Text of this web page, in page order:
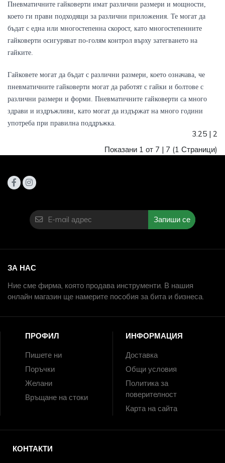
Пневматичните гайковерти имат различни размери и мощности,
което ги прави подходящи за различни приложения. Те могат да
бъдат с една или многостепенна скорост, като многостепенните
гайковерти осигуряват по-голям контрол върху затегването на
гайките.
Гайковете могат да бъдат с различни размери, което означава, че
пневматичните гайковерти могат да работят с гайки и болтове с
различни размери и форми. Пневматичните гайковерти са много
здрави и издръжливи, като могат да издържат на много години
употреба при правилна поддръжка.
3.25 | 2
Показани 1 от 7 | 7 (1 Страници)
Запиши се
ЗА НАС
Ние сме фирма, която продава инструменти. В нашия
онлайн магазин ще намерите пособия за бита и бизнеса.
ПРОФИЛ
Пишете ни
Поръчки
Желани
Връщане на стоки
ИНФОРМАЦИЯ
Доставка
Общи условия
Политика за
поверителност
Карта на сайта
КОНТАКТИ